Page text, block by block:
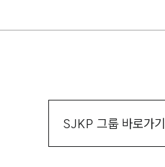
법률 블로그
법률서식
SJKP 그룹 바로가기